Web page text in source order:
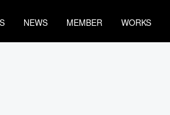
NEWS MEMBER WORKS